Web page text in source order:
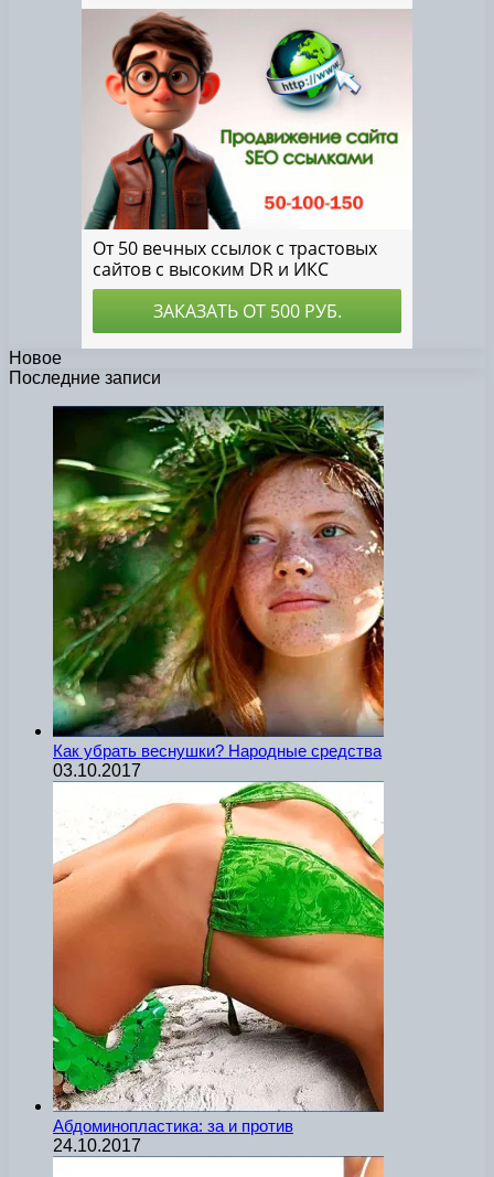
Новое
Последние записи
Как убрать веснушки? Народные средства
03.10.2017
Абдоминопластика: за и против
24.10.2017